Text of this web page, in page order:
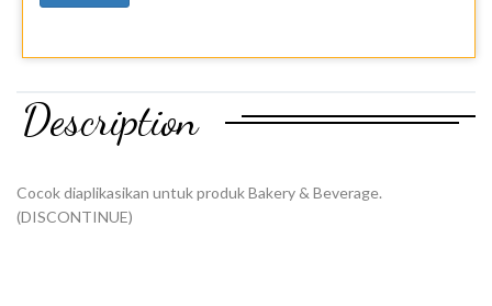
Description
Cocok diaplikasikan untuk produk Bakery & Beverage.
(DISCONTINUE)